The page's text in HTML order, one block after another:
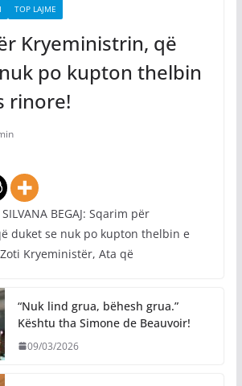
TOP LAJME
Kryeministrin, që
po kupton thelbin
rinore!
BEGAJ: Sqarim për
duket se nuk po kupton thelbin e
Kryeministër, Ata që
“Nuk lind grua, bëhesh grua.”
Kështu tha Simone de Beauvoir!
09/03/2026